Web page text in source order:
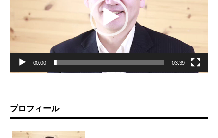
00:00 03:39
プロフィール